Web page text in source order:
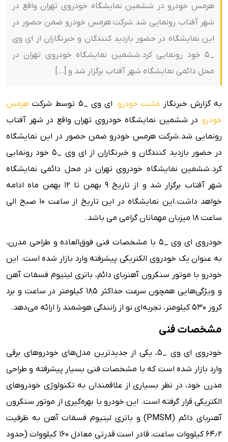
هرمس خودرو در ششمین نمایشگاه خودروی تهران واقع در
شهر آفتاب رونمایی شد.شرکت هرمس خودرو ضمن حضور در
این نمایشگاه در حضور بازدید کنندگان و خبرنگاران از ای وی
_5 خود رونمایی کرد.ششمین نمایشگاه خودروی تهران در
محل دائمی نمایشگاه شهر آفتاب برگزار شد و […]
به گزارش خبرنگاز مثبت خودرو،ای وی _5 توسط شرکت
هرمس
خودرو در ششمین نمایشگاه خودروی تهران واقع در شهر آفتاب
رونمایی شد.شرکت هرمس خودرو ضمن حضور در این نمایشگاه
در حضور بازدید کنندگان و خبرنگاران از ای وی _5 خود رونمایی
کرد.ششمین نمایشگاه خودروی تهران در محل دائمی نمایشگاه
شهر آفتاب برگزار شد و از تاریخ 9 بهمن تا 12 بهمن ماه ادامه
خواهد داشت.این نمایشگاه در این تاریخ از ساعت 10 صبح الی
ساعت 18 میزبان مهمانان گرامی می باشد.
خودروی ای وی _5 با مشخصات فنی فوق‌العاده و طراحی مدرن،
به عنوان یک خودروی الکتریکی پیشرفته وارد بازار شده است. این
خودرو با موتور سنکرون آهنربای دائم، باتری لیتیوم فسفات آهن
و ویژگی‌هایی همچون سرعت حداکثر 185 کیلومتر در ساعت و برد
کروز 530 کیلومتر، تجربه‌ای نو از رانندگی هوشمند را ارائه می‌دهد.
مشخصات فنی
خودروی ای وی _5، یکی از جدیدترین مدل‌های خودروهای برقی
وارد بازار شده است که با مشخصات فنی بسیار پیشرفته و طراحی
مدرن خود، در نظر بسیاری از علاقمندان به تکنولوژی خودروهای
الکتریکی قرار گرفته است. این خودرو با بهره‌گیری از موتور سنکرون
آهنربای دائم (PMSM) و باتری لیتیوم فسفات آهن به ظرفیت
۶۴٫۲ کیلووات ساعت، قادر است قدرتی معادل 160 کیلووات (حدود